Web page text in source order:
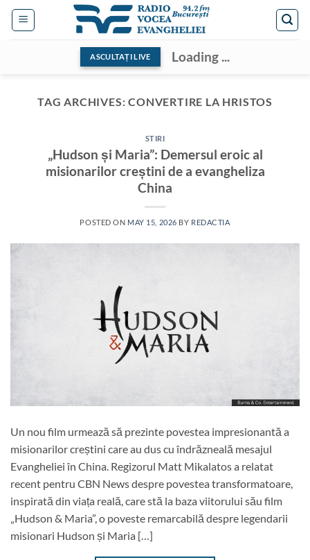
Skip
ASCULTAȚI LIVE Loading ...
TAG ARCHIVES:CONVERTIRE LA HRISTOS
STIRI
„Hudson și Maria”: Demersul eroic al
misionarilor creștini de a evangheliza
China
POSTED ON MAY 15, 2026 BY REDACTIA
Un nou film urmează să prezinte povestea impresionantă a
misionarilor creștini care au dus cu îndrăzneală mesajul
Evangheliei în China. Regizorul Matt Mikalatos a relatat
recent pentru CBN News despre povestea transformatoare,
inspirată din viața reală, care stă la baza viitorului său film
„Hudson & Maria”, o poveste remarcabilă despre legendarii
misionari Hudson și Maria […]